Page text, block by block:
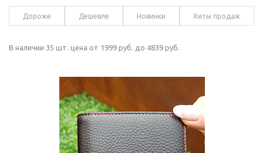
Дороже Дешевле Новинки Хиты продаж
В наличии 35 шт. цена от 1999 руб. до 4839 руб.